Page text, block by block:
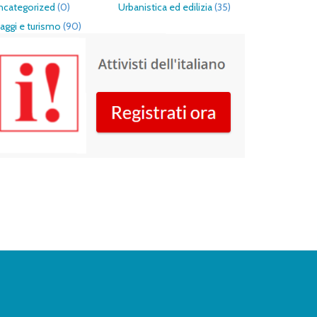
(0) Urbanistica ed edilizia(35)
e turismo (90)